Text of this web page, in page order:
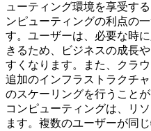
ューティング環境を享受す
ンピューティングの利点の
す。ユーザーは、必要な時
きるため、ビジネスの成長
すくなります。また、クラ
追加のインフラストラクチ
のスケーリングを行うこと
コンピューティングは、リ
ます。複数のユーザーが同